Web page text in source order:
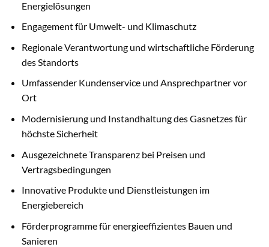
Energielösungen
Engagement für Umwelt- und Klimaschutz
Regionale Verantwortung und wirtschaftliche Förderung
des Standorts
Umfassender Kundenservice und Ansprechpartner vor
Ort
Modernisierung und Instandhaltung des Gasnetzes für
höchste Sicherheit
Ausgezeichnete Transparenz bei Preisen und
Vertragsbedingungen
Innovative Produkte und Dienstleistungen im
Energiebereich
Förderprogramme für energieeffizientes Bauen und
Sanieren